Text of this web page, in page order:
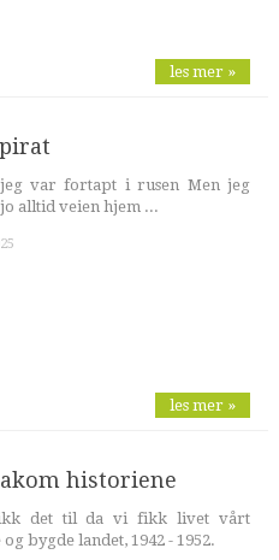
les mer »
var fortapt i rusen Men jeg
alltid veien hjem ...
les mer »
historiene
det til da vi fikk livet vårt
bygde landet, 1942 - 1952.